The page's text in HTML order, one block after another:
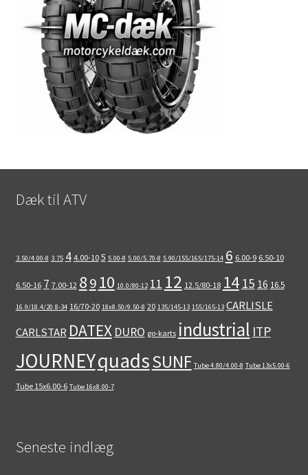
Dæk til ATV
3.50/4.00-8 3.75 4 4.00-10 5 5.00-8 5.00/5.70-8 5.90/155/165/175-14 6 6.00-9 6.50-10
6.50-16 7 7.00-12 89 10 10.0/80-12 11 12 12.5/80-18 14 15 16 16.5
16.9/18.4/20.8-34 16/70-20 18x8.50/9.50-8 20 135/145-13 155/165-13 CARLISLE
CARLSTAR DATEX DURO go-karts industrial ITP
JOURNEYquadsSUNF Tube 4.80/4.00-8 Tube 13x5.00-6
Tube 15x6.00-6 Tube 16x8.00-7
Seneste indlæg